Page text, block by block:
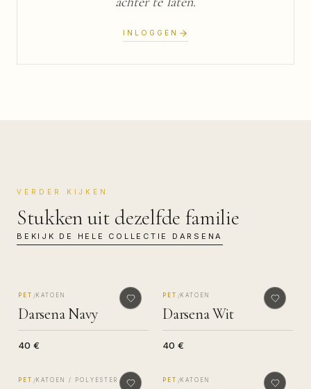
INLOGGEN
VERDER KIJKEN
Stukken uit dezelfde familie
BEKIJK DE HELE COLLECTIE DARSENA
MADE IN COMO
PET /KATOEN
Darsena Navy
40 €
MADE IN COMO
PET /KATOEN
Darsena Wit
40 €
MADE IN COMO
PET /KATOEN / POLYESTER MADE IN COMO
PET /KATOEN